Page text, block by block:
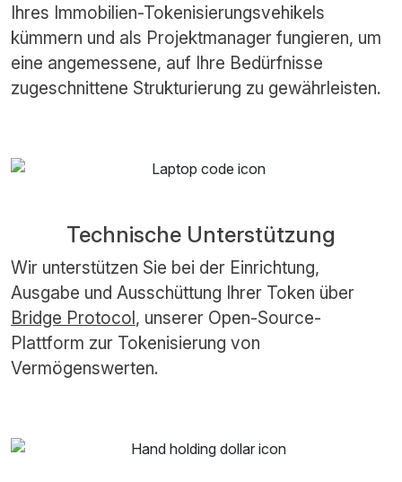
Ihres Immobilien-Tokenisierungsvehikels
kümmern und als Projektmanager fungieren, um
eine angemessene, auf Ihre Bedürfnisse
zugeschnittene Strukturierung zu gewährleisten.
Technische Unterstützung
Wir unterstützen Sie bei der Einrichtung,
Ausgabe und Ausschüttung Ihrer Token über
Bridge Protocol, unserer Open-Source-
Plattform zur Tokenisierung von
Vermögenswerten.